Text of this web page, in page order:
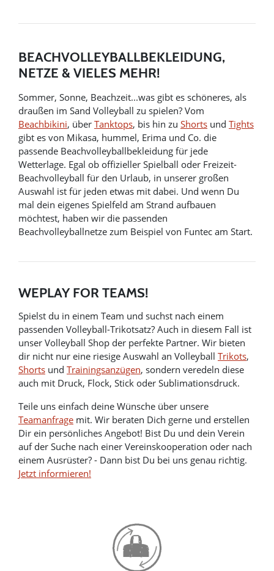
BEACHVOLLEYBALLBEKLEIDUNG,
NETZE & VIELES MEHR!
Sommer, Sonne, Beachzeit...was gibt es schöneres, als
draußen im Sand Volleyball zu spielen? Vom
Beachbikini, über Tanktops, bis hin zu Shorts und Tights
gibt es von Mikasa, hummel, Erima und Co. die
passende Beachvolleyballbekleidung für jede
Wetterlage. Egal ob offizieller Spielball oder Freizeit-
Beachvolleyball für den Urlaub, in unserer großen
Auswahl ist für jeden etwas mit dabei. Und wenn Du
mal dein eigenes Spielfeld am Strand aufbauen
möchtest, haben wir die passenden
Beachvolleyballnetze zum Beispiel von Funtec am Start.
WEPLAY FOR TEAMS!
Spielst du in einem Team und suchst nach einem
passenden Volleyball-Trikotsatz? Auch in diesem Fall ist
unser Volleyball Shop der perfekte Partner. Wir bieten
dir nicht nur eine riesige Auswahl an Volleyball Trikots,
Shorts und Trainingsanzügen, sondern veredeln diese
auch mit Druck, Flock, Stick oder Sublimationsdruck.
Teile uns einfach deine Wünsche über unsere
Teamanfrage mit. Wir beraten Dich gerne und erstellen
Dir ein persönliches Angebot! Bist Du und dein Verein
auf der Suche nach einer Vereinskooperation oder nach
einem Ausrüster? - Dann bist Du bei uns genau richtig.
Jetzt informieren!